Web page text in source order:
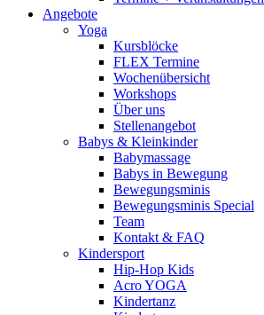
Angebote
Yoga
Kursblöcke
FLEX Termine
Wochenübersicht
Workshops
Über uns
Stellenangebot
Babys & Kleinkinder
Babymassage
Babys in Bewegung
Bewegungsminis
Bewegungsminis Special
Team
Kontakt & FAQ
Kindersport
Hip-Hop Kids
Acro YOGA
Kindertanz